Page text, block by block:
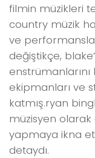
filmin müzikleri
country müzik
ve
değiştikçe,
ekipmanları ve
katmış.ryan
müzisyen olarak
yapmaya ikna
detaydı.